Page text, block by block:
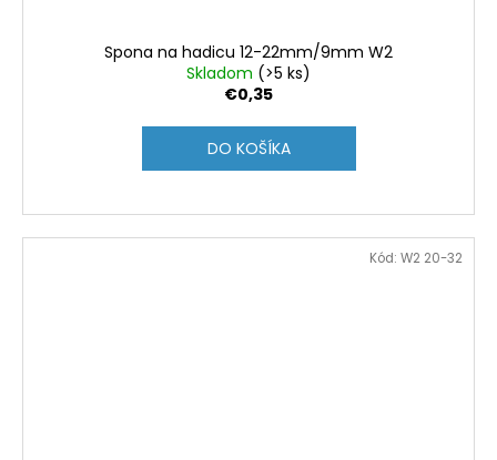
Spona na hadicu 12-22mm/9mm W2
Skladom (>5 ks)
€0,35
DO KOŠÍKA
Kód: W2 20-32